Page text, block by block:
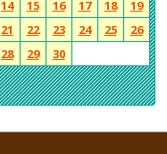
14 15 16 17 18
19
21 22 23 24 25
26
28 29 30